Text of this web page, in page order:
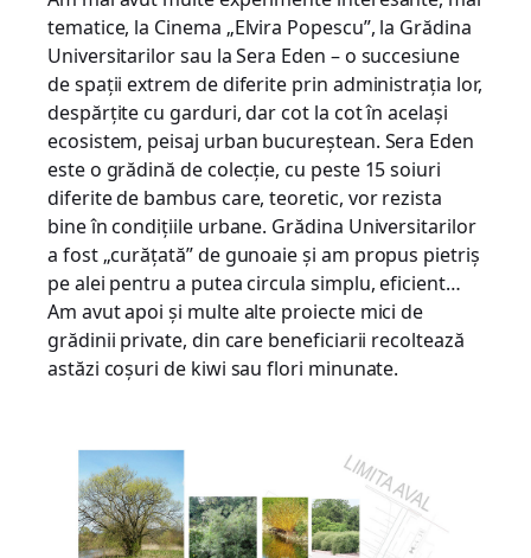
tematice, la Cinema „Elvira Popescu”, la Grădina
Universitarilor sau la Sera Eden – o succesiune
de spații extrem de diferite prin administrația lor,
despărțite cu garduri, dar cot la cot în același
ecosistem, peisaj urban bucureștean. Sera Eden
este o grădină de colecție, cu peste 15 soiuri
diferite de bambus care, teoretic, vor rezista
bine în condițiile urbane. Grădina Universitarilor
a fost „curățată” de gunoaie și am propus pietriș
pe alei pentru a putea circula simplu, eficient…
Am avut apoi și multe alte proiecte mici de
grădinii private, din care beneficiarii recoltează
astăzi coșuri de kiwi sau flori minunate.